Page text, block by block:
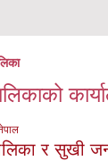
र सुखी